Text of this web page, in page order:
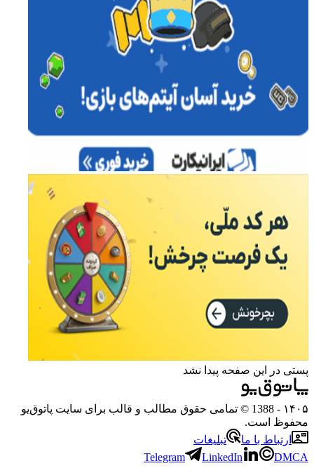
پستی در این صفحه پیدا نشد
۱۴۰۵
- 1388 © تمامی حقوق مطالب و قالب برای سایت پاتوق‌یو
محفوظ است.
ارتباط با ما
تبلیغات
Telegram
LinkedIn DMCA